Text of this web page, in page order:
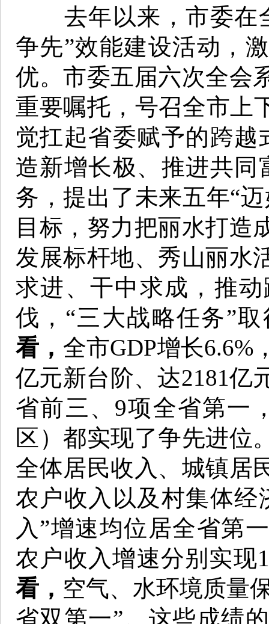
去年以来，市委在
争先”效能建设活动，
优。市委五届六次全会
重要嘱托，号召全市上
觉扛起省委赋予的跨越
造新增长极、推进共同
务，提出了未来五年“
目标，努力把丽水打造
发展标杆地、秀山丽水
求进、干中求成，推
伐，“三大战略任务”
看， 全市GDP增长6.6%
亿元新台阶、达2181亿
省前三、9项全省第一
区）都实现了争先进位
全体居民收入、城镇居
农户收入以及村集体经
入”增速均位居全省第
农户收入增速分别实现
看， 空气、水环境质量
省双第一”。这些成绩